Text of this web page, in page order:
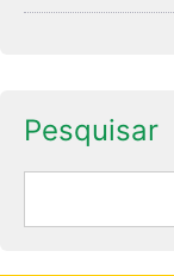
Pesquisar